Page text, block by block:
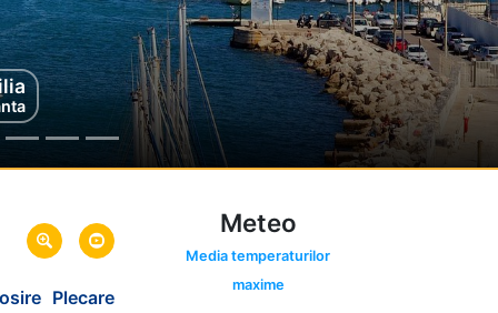
Plecare
Meteo
Media temperaturilor
maxime